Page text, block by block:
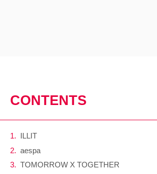
CONTENTS
ILLIT
aespa
TOMORROW X TOGETHER